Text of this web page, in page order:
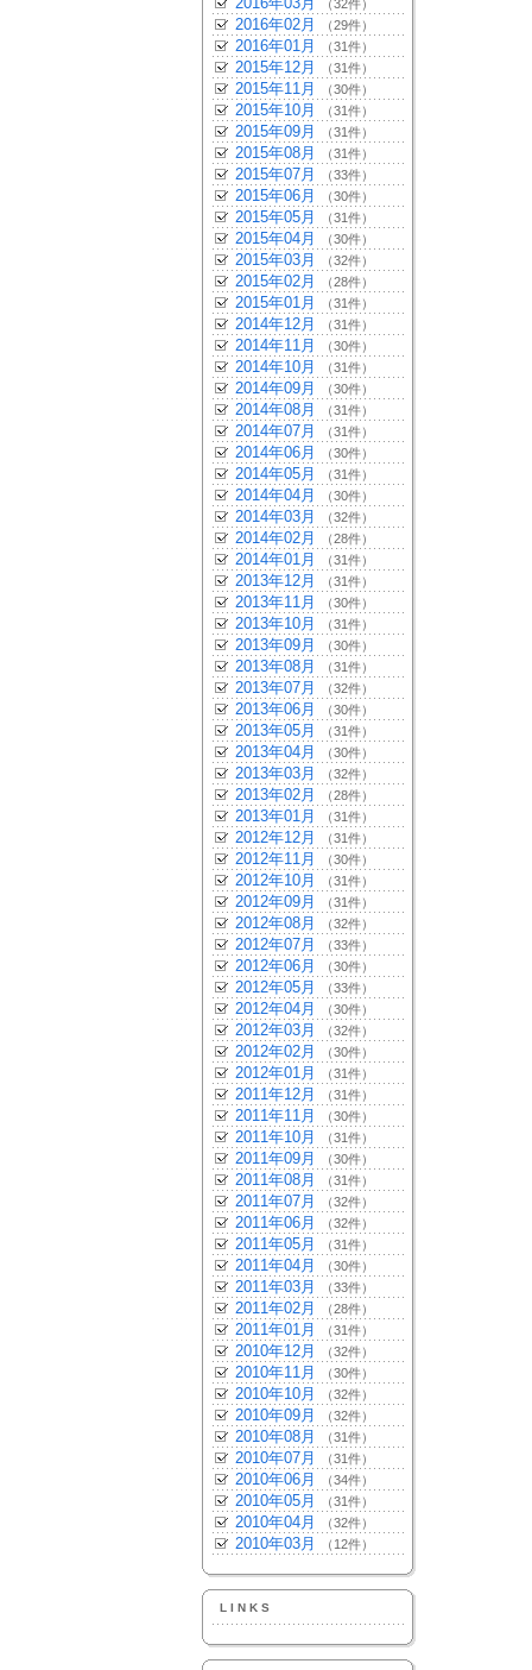
（32件）
2016年02月 （29件）
2016年01月 （31件）
2015年12月 （31件）
2015年11月 （30件）
2015年10月 （31件）
2015年09月 （31件）
2015年08月 （31件）
2015年07月 （33件）
2015年06月 （30件）
2015年05月 （31件）
2015年04月 （30件）
2015年03月 （32件）
2015年02月 （28件）
2015年01月 （31件）
2014年12月 （31件）
2014年11月 （30件）
2014年10月 （31件）
2014年09月 （30件）
2014年08月 （31件）
2014年07月 （31件）
2014年06月 （30件）
2014年05月 （31件）
2014年04月 （30件）
2014年03月 （32件）
2014年02月 （28件）
2014年01月 （31件）
2013年12月 （31件）
2013年11月 （30件）
2013年10月 （31件）
2013年09月 （30件）
2013年08月 （31件）
2013年07月 （32件）
2013年06月 （30件）
2013年05月 （31件）
2013年04月 （30件）
2013年03月 （32件）
2013年02月 （28件）
2013年01月 （31件）
2012年12月 （31件）
2012年11月 （30件）
2012年10月 （31件）
2012年09月 （31件）
2012年08月 （32件）
2012年07月 （33件）
2012年06月 （30件）
2012年05月 （33件）
2012年04月 （30件）
2012年03月 （32件）
2012年02月 （30件）
2012年01月 （31件）
2011年12月 （31件）
2011年11月 （30件）
2011年10月 （31件）
2011年09月 （30件）
2011年08月 （31件）
2011年07月 （32件）
2011年06月 （32件）
2011年05月 （31件）
2011年04月 （30件）
2011年03月 （33件）
2011年02月 （28件）
2011年01月 （31件）
2010年12月 （32件）
2010年11月 （30件）
2010年10月 （32件）
2010年09月 （32件）
2010年08月 （31件）
2010年07月 （31件）
2010年06月 （34件）
2010年05月 （31件）
2010年04月 （32件）
2010年03月 （12件）
LINKS